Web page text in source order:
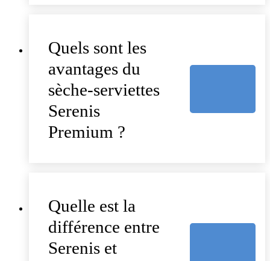
Quels sont les
avantages du
sèche-serviettes
Serenis
Premium ?
Quelle est la
différence entre
Serenis et